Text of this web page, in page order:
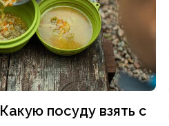
Какую посуду взять с